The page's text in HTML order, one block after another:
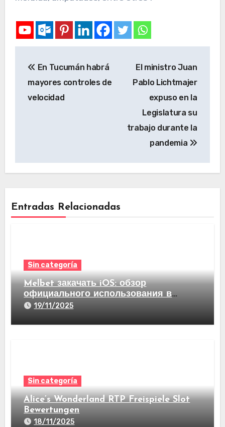
En Tucumán habrá
mayores controles de
velocidad
El ministro Juan
Pablo Lichtmajer
expuso en la
Legislatura su
trabajo durante la
pandemia
Entradas Relacionadas
Sin categoría
Melbet закачать iOS: обзор
официального использования в
видах став на спорт а еще казино
19/11/2025
Sin categoría
Alice’s Wonderland RTP Freispiele Slot
Bewertungen
18/11/2025